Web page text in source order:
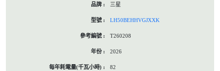
三星
LH50BEHHVGJXXK
T260208
2026
82